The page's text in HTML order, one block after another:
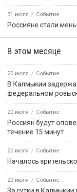
31 июля Событие
Россияне стали
В этом месяце
20 июля Событие
В Калмыкии
федеральном
20 июля Событие
Россиян будут
течение 15 минут
20 июля Событие
Началось
20 июля Событие
За сутки в